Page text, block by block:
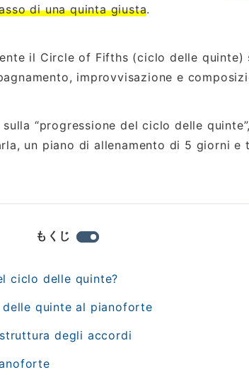
di una quinta giusta.
il Circle of Fifths (ciclo delle quinte)
improvvisazione e
“progressione del ciclo delle
un piano di allenamento di 5 giorni e
もくじ
ciclo delle quinte?
quinte al pianoforte
degli accordi